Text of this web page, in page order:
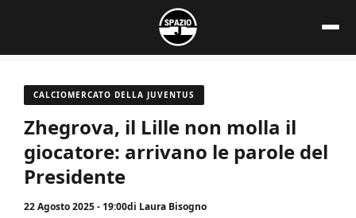
contenuto
CALCIOMERCATO DELLA JUVENTUS
Zhegrova, il Lille non molla il
giocatore: arrivano le parole del
Presidente
22 Agosto 2025 - 19:00di Laura Bisogno